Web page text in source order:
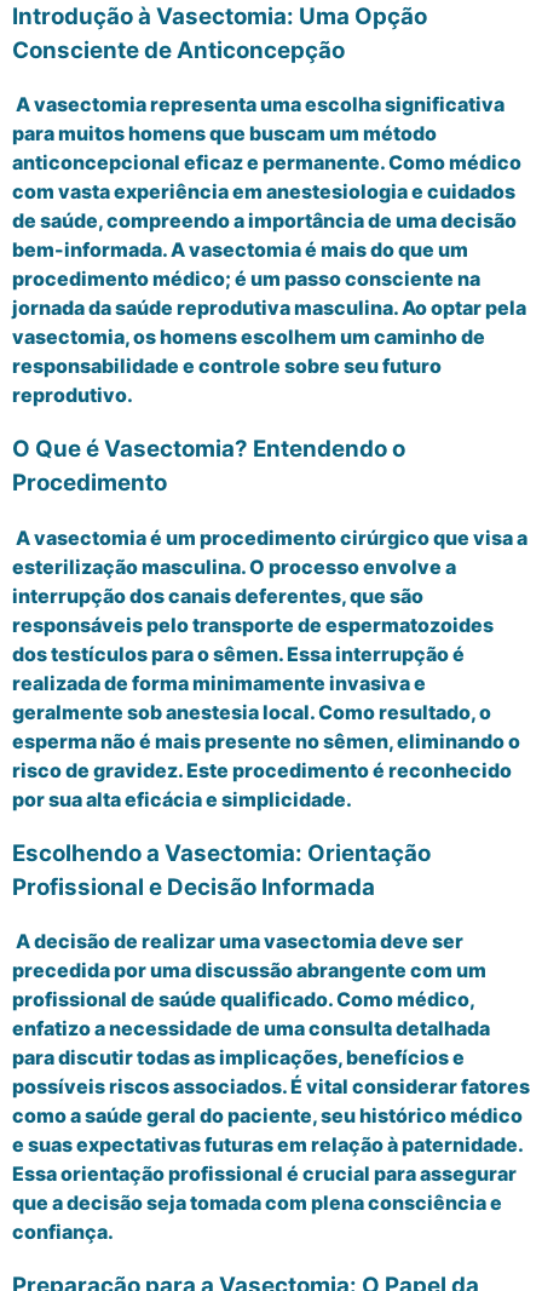
Introdução à Vasectomia: Uma Opção
Consciente de Anticoncepção
A vasectomia representa uma escolha significativa
para muitos homens que buscam um método
anticoncepcional eficaz e permanente. Como médico
com vasta experiência em anestesiologia e cuidados
de saúde, compreendo a importância de uma decisão
bem-informada. A vasectomia é mais do que um
procedimento médico; é um passo consciente na
jornada da saúde reprodutiva masculina. Ao optar pela
vasectomia, os homens escolhem um caminho de
responsabilidade e controle sobre seu futuro
reprodutivo.
O Que é Vasectomia? Entendendo o
Procedimento
A vasectomia é um procedimento cirúrgico que visa a
esterilização masculina. O processo envolve a
interrupção dos canais deferentes, que são
responsáveis pelo transporte de espermatozoides
dos testículos para o sêmen. Essa interrupção é
realizada de forma minimamente invasiva e
geralmente sob anestesia local. Como resultado, o
esperma não é mais presente no sêmen, eliminando o
risco de gravidez. Este procedimento é reconhecido
por sua alta eficácia e simplicidade.
Escolhendo a Vasectomia: Orientação
Profissional e Decisão Informada
A decisão de realizar uma vasectomia deve ser
precedida por uma discussão abrangente com um
profissional de saúde qualificado. Como médico,
enfatizo a necessidade de uma consulta detalhada
para discutir todas as implicações, benefícios e
possíveis riscos associados. É vital considerar fatores
como a saúde geral do paciente, seu histórico médico
e suas expectativas futuras em relação à paternidade.
Essa orientação profissional é crucial para assegurar
que a decisão seja tomada com plena consciência e
confiança.